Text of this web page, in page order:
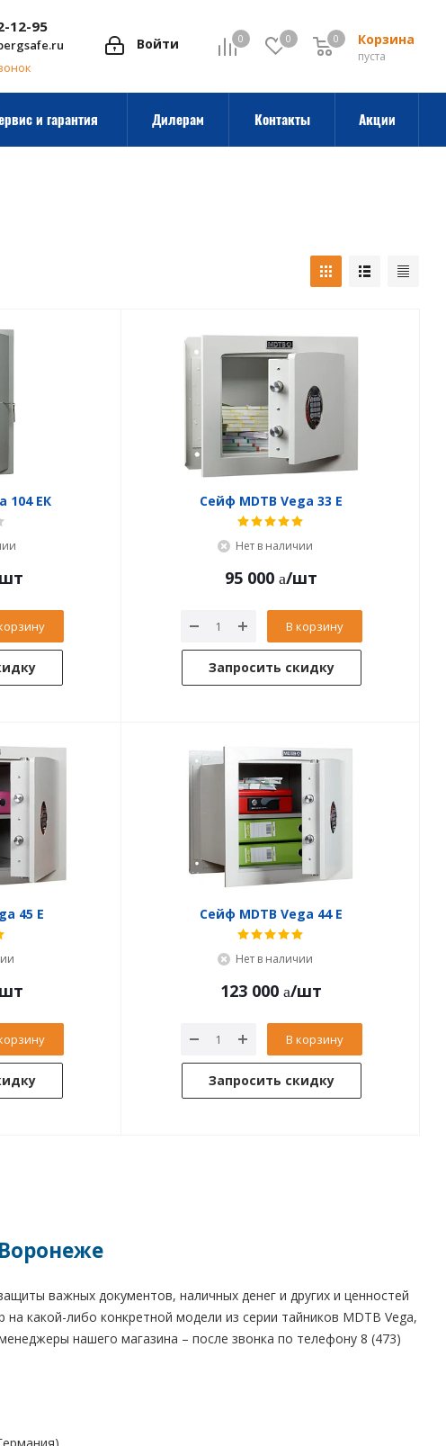
0 0 Корзина
0
пуста
0
Войти
12-95
и гарантия Дилерам Контакты Акции
104 ЕК Сейф MDTB Vega 33 Е
Нет в наличии
95 000 /шт
В корзину
Запросить скидку
45 Е Сейф MDTB Vega 44 Е
Нет в наличии
123 000 /шт
В корзину
Запросить скидку
важных документов, наличных денег и других и ценностей
какой-либо конкретной модели из серии тайников MDTB Vega,
нашего магазина – после звонка по телефону 8 (473)